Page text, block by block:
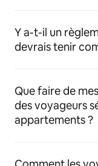
Y a-t-il un
devrais tenir
Que faire de
des voyageurs
appartements ?